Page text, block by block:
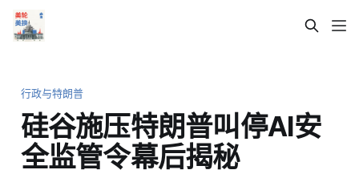
行政与特朗普
硅谷施压特朗普叫停AI安
全监管令幕后揭秘